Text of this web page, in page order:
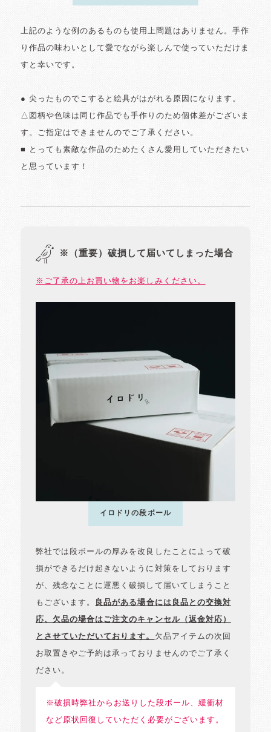
上記のような例のあるものも使用上問題はありません。手作
り作品の味わいとして愛でながら楽しんで使っていただけま
すと幸いです。
● 尖ったものでこすると絵具がはがれる原因になります。
△図柄や色味は同じ作品でも手作りのため個体差がございま
す。ご指定はできませんのでご了承ください。
■ とっても素敵な作品のためたくさん愛用していただきたい
と思っています！
※（重要）破損して届いてしまった場合
※ご了承の上お買い物をお楽しみください。
イロドリの段ボール
弊社では段ボールの厚みを改良したことによって破
損ができるだけ起きないように対策をしております
が、残念なことに運悪く破損して届いてしまうこと
もございます。 良品がある場合には良品との交換対
応、欠品の場合はご注文のキャンセル（返金対応）
とさせていただいております。 欠品アイテムの次回
お取置きやご予約は承っておりませんのでご了承く
ださい。
※破損時弊社からお送りした段ボール、緩衝材
など原状回復していただく必要がございます。